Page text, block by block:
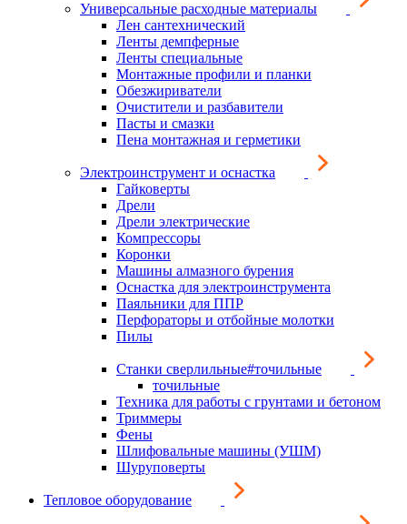
Универсальные расходные материалы
Лен сантехнический
Ленты демпферные
Ленты специальные
Монтажные профили и планки
Обезжириватели
Очистители и разбавители
Пасты и смазки
Пена монтажная и герметики
Электроинструмент и оснастка
Гайковерты
Дрели
Дрели электрические
Компрессоры
Коронки
Машины алмазного бурения
Оснастка для электроинструмента
Паяльники для ППР
Перфораторы и отбойные молотки
Пилы
Станки сверлильные#точильные
точильные
Техника для работы с грунтами и бетоном
Триммеры
Фены
Шлифовальные машины (УШМ)
Шуруповерты
Тепловое оборудование